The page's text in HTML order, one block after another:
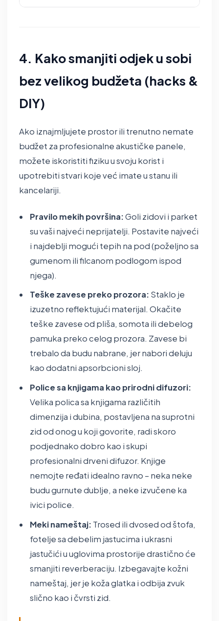
4. Kako smanjiti odjek u sobi
bez velikog budžeta (hacks &
DIY)
Ako iznajmljujete prostor ili trenutno nemate
budžet za profesionalne akustičke panele,
možete iskoristiti fiziku u svoju korist i
upotrebiti stvari koje već imate u stanu ili
kancelariji.
Pravilo mekih površina:Goli zidovi i parket
su vaši najveći neprijatelji. Postavite najveći
i najdeblji mogući tepih na pod (poželjno sa
gumenom ili filcanom podlogom ispod
njega).
Teške zavese preko prozora: Staklo je
izuzetno reflektujući materijal. Okačite
teške zavese od pliša, somota ili debelog
pamuka preko celog prozora. Zavese bi
trebalo da budu nabrane, jer nabori deluju
kao dodatni apsorbcioni sloj.
Police sa knjigama kao prirodni difuzori:
Velika polica sa knjigama različitih
dimenzija i dubina, postavljena na suprotni
zid od onog u koji govorite, radi skoro
podjednako dobro kao i skupi
profesionalni drveni difuzor. Knjige
nemojte ređati idealno ravno – neka neke
budu gurnute dublje, a neke izvučene ka
ivici police.
Meki nameštaj: Trosed ili dvosed od štofa,
fotelje sa debelim jastucima i ukrasni
jastučići u uglovima prostorije drastično će
smanjiti reverberaciju. Izbegavajte kožni
nameštaj, jer je koža glatka i odbija zvuk
slično kao i čvrsti zid.